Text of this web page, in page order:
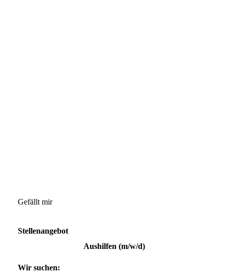
Gefällt mir
Stellenangebot
Aushilfen (m/w/d)
Wir suchen: